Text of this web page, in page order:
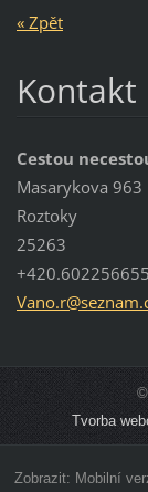
« Zpět
Kontakt
Cestou
Masarykova 963
Roztoky
25263
+420.602256655
Vano.r@s
©
Tvorba
Zobrazit: Mobilní